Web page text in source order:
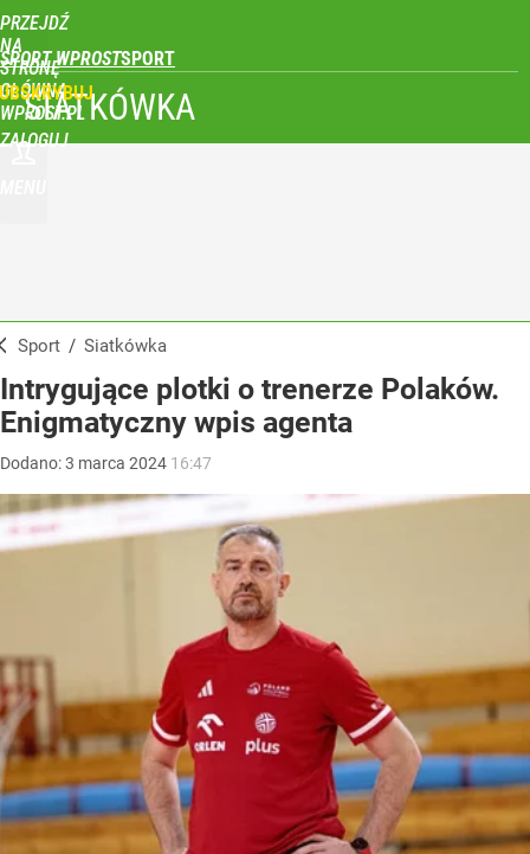
PRZEJDŹ
NA
STRONĘ
GŁÓWNĄ
WPROST.PL
SPORT WPROST
ZALOGUJ
SIATKÓWKA
Sport / Siatkówka
Intrygujące plotki o trenerze Polaków.
Enigmatyczny wpis agenta
Dodano:3 marca 2024 16:47